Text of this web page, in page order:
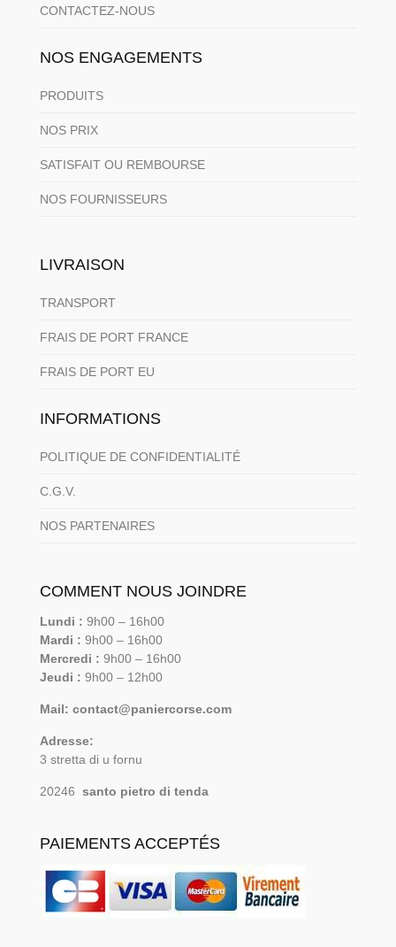
CONTACTEZ-NOUS
NOS ENGAGEMENTS
PRODUITS
NOS PRIX
SATISFAIT OU REMBOURSE
NOS FOURNISSEURS
LIVRAISON
TRANSPORT
FRAIS DE PORT FRANCE
FRAIS DE PORT EU
INFORMATIONS
POLITIQUE DE CONFIDENTIALITÉ
C.G.V.
NOS PARTENAIRES
COMMENT NOUS JOINDRE
Lundi : 9h00 – 16h00
Mardi : 9h00 – 16h00
Mercredi : 9h00 – 16h00
Jeudi : 9h00 – 12h00
Mail: contact@paniercorse.com
Adresse:
3 stretta di u fornu
20246 santo pietro di tenda
PAIEMENTS ACCEPTÉS